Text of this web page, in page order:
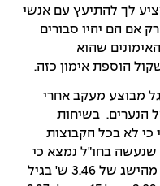
לך להתיעץ עם אנשי
אם הם יהיו סבורים
שהוא
הוספת אימון כזה.
מבוצע מעקב אחרי
הנערים. בשיחות
כי לא בכל הקבוצות
בחו"ל נמצא כי
בריצת 20 מטר התקדמו כדורגלנים מהישג של 3.46 ש' בגיל